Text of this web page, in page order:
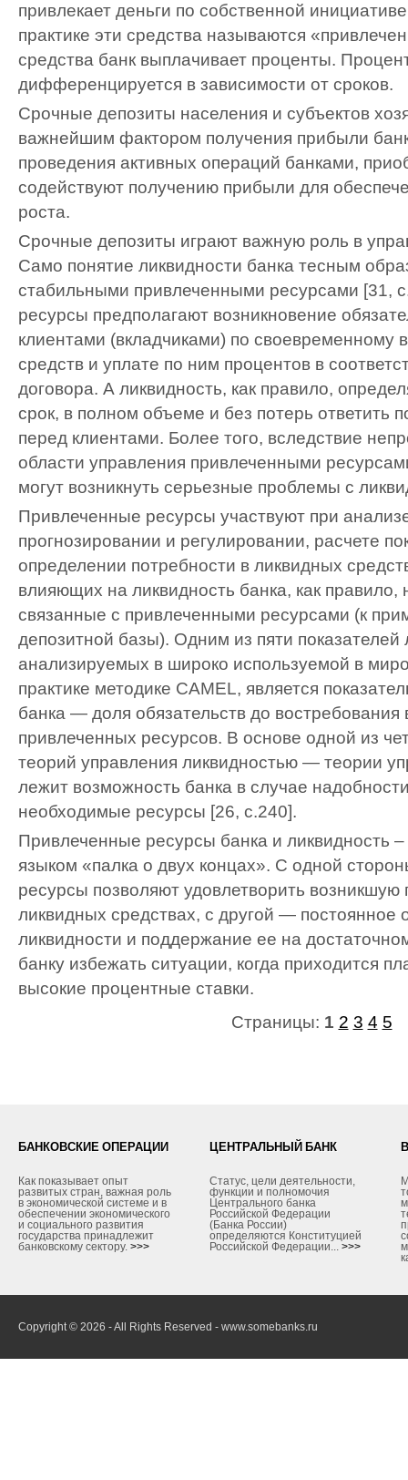
привлекает деньги по собственной
практике эти средства называются
средства банк выплачивает проценты.
дифференцируется в зависимости от сроков.
Срочные депозиты населения и субъектов
важнейшим фактором получения прибыли
проведения активных операций банками,
содействуют получению прибыли для
роста.
Срочные депозиты играют важную роль в
Само понятие ликвидности банка тесным
стабильными привлеченными ресурсами [31,
ресурсы предполагают возникновение
клиентами (вкладчиками) по своевременному
средств и уплате по ним процентов в
договора. А ликвидность, как правило,
срок, в полном объеме и без потерь ответить
перед клиентами. Более того, вследствие
области управления привлеченными
могут возникнуть серьезные проблемы с
Привлеченные ресурсы участвуют при
прогнозировании и регулировании, расчете
определении потребности в ликвидных
влияющих на ликвидность банка, как
связанные с привлеченными ресурсами (к
депозитной базы). Одним из пяти показателей
анализируемых в широко используемой в
практике методике CAMEL, является
банка — доля обязательств до
привлеченных ресурсов. В основе одной из
теорий управления ликвидностью — теории
лежит возможность банка в случае
необходимые ресурсы [26, с.240].
Привлеченные ресурсы банка и ликвидность
языком «палка о двух концах». С одной
ресурсы позволяют удовлетворить возникшую
ликвидных средствах, с другой — постоянное
ликвидности и поддержание ее на
банку избежать ситуации, когда приходится
высокие процентные ставки.
Страницы: 1 2 3 4 5
БАНКОВСКИЕ ОПЕРАЦИИ
Как показывает опыт
развитых стран, важная роль
в экономической системе и в
обеспечении экономического
и социального развития
государства принадлежит
банковскому сектору. >>>
ЦЕНТРАЛЬНЫЙ БАНК
Статус, цели деятельности,
функции и полномочия
Центрального банка
Российской Федерации
(Банка России)
определяются Конституцией
Российской Федерации... >>>
Copyright © 2026 - All Rights Reserved - www.somebanks.ru